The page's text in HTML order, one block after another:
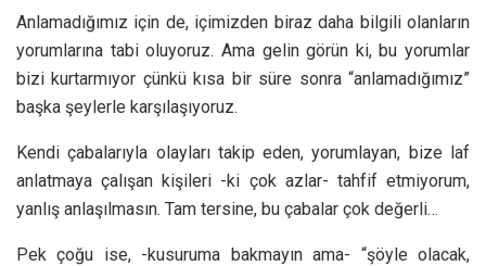
Anlamadığımız için de, içimizden biraz daha bilgili olanların
yorumlarına tabi oluyoruz. Ama gelin görün ki, bu yorumlar
bizi kurtarmıyor çünkü kısa bir süre sonra “anlamadığımız”
başka şeylerle karşılaşıyoruz.
Kendi çabalarıyla olayları takip eden, yorumlayan, bize laf
anlatmaya çalışan kişileri -ki çok azlar- tahfif etmiyorum,
yanlış anlaşılmasın. Tam tersine, bu çabalar çok değerli…
Pek çoğu ise, -kusuruma bakmayın ama- “şöyle olacak,